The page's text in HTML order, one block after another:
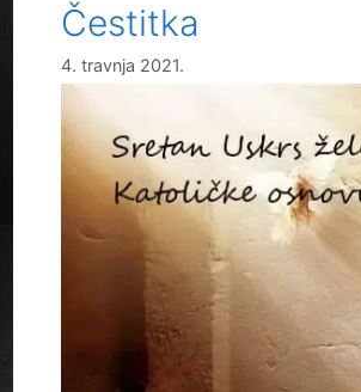
Čestitka
4. travnja 2021.